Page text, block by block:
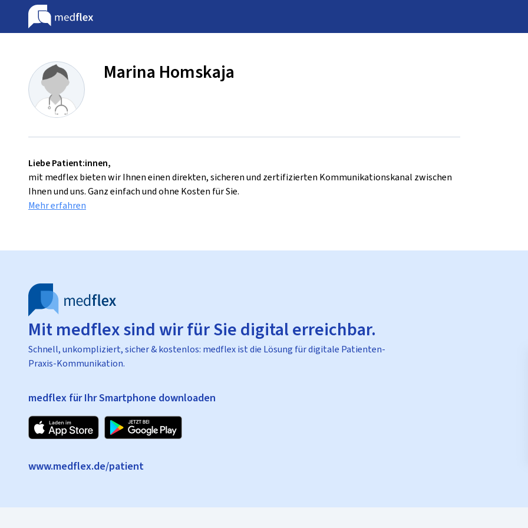
Marina Homskaja
Liebe Patient:innen,
mit medflex bieten wir Ihnen einen direkten, sicheren und zertifizierten Kommunikationskanal zwischen
Ihnen und uns. Ganz einfach und ohne Kosten für Sie.
Mehr erfahren
Mit medflex sind wir für Sie digital erreichbar.
Schnell, unkompliziert, sicher & kostenlos: medflex ist die Lösung für digitale Patienten-
Praxis-Kommunikation.
medflex für Ihr Smartphone downloaden
www.medflex.de/patient